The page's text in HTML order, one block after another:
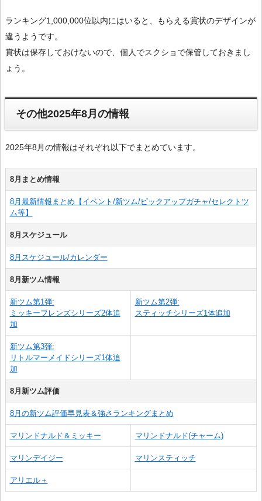
ランキング1,000,000位以内にはいると、もらえる賞状のデザインが
違うようです。
賞状は保存しておけないので、個人でスクショで保管しておきまし
ょう。
その他2025年8月の情報
2025年8月の情報はそれぞれ以下でまとめています。
8月まとめ情報
8月最新情報まとめ【イベント/新ツム/ピックアップガチャ/セレクトツ
ム等】
8月スケジュール
8月スケジュール/カレンダー
8月新ツム情報
新ツム第1弾:
ミッキーフレンズシリーズ2体追
加
新ツム第2弾:
スティッチシリーズ1体追加
新ツム第3弾:
リトルマーメイドシリーズ1体追
加
8月新ツム評価
8月の新ツム評価早見表＆強さランキングまとめ
マリンドナルド＆ミッキー マリンドナルド(チャーム)
マリンデイジー マリンスティッチ
アリエル＋